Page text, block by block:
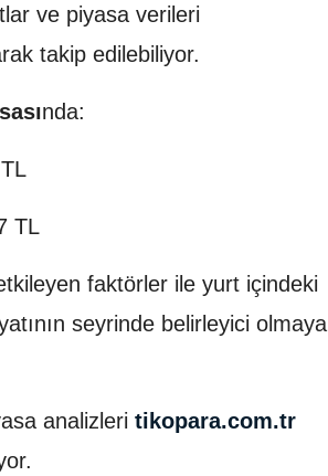
ve piyasa verileri
takip edilebiliyor.
nda:
TL
faktörler ile yurt içindeki
seyrinde belirleyici olmaya
analizleri tikopara.com.tr